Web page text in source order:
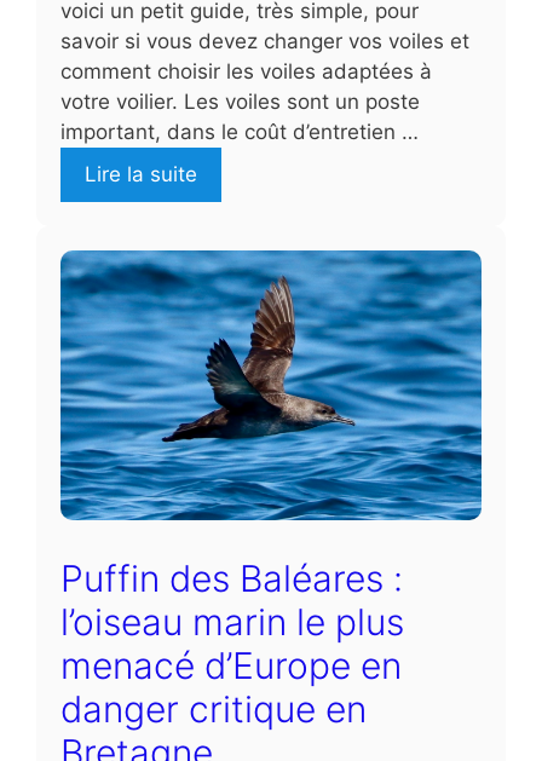
voici un petit guide, très simple, pour
savoir si vous devez changer vos voiles et
comment choisir les voiles adaptées à
votre voilier. Les voiles sont un poste
important, dans le coût d’entretien …
Lire la suite
Puffin des Baléares :
l’oiseau marin le plus
menacé d’Europe en
danger critique en